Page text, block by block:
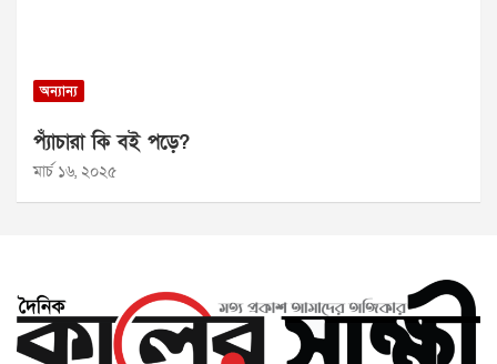
অন্যান্য
প্যাঁচারা কি বই পড়ে?
মার্চ ১৬, ২০২৫